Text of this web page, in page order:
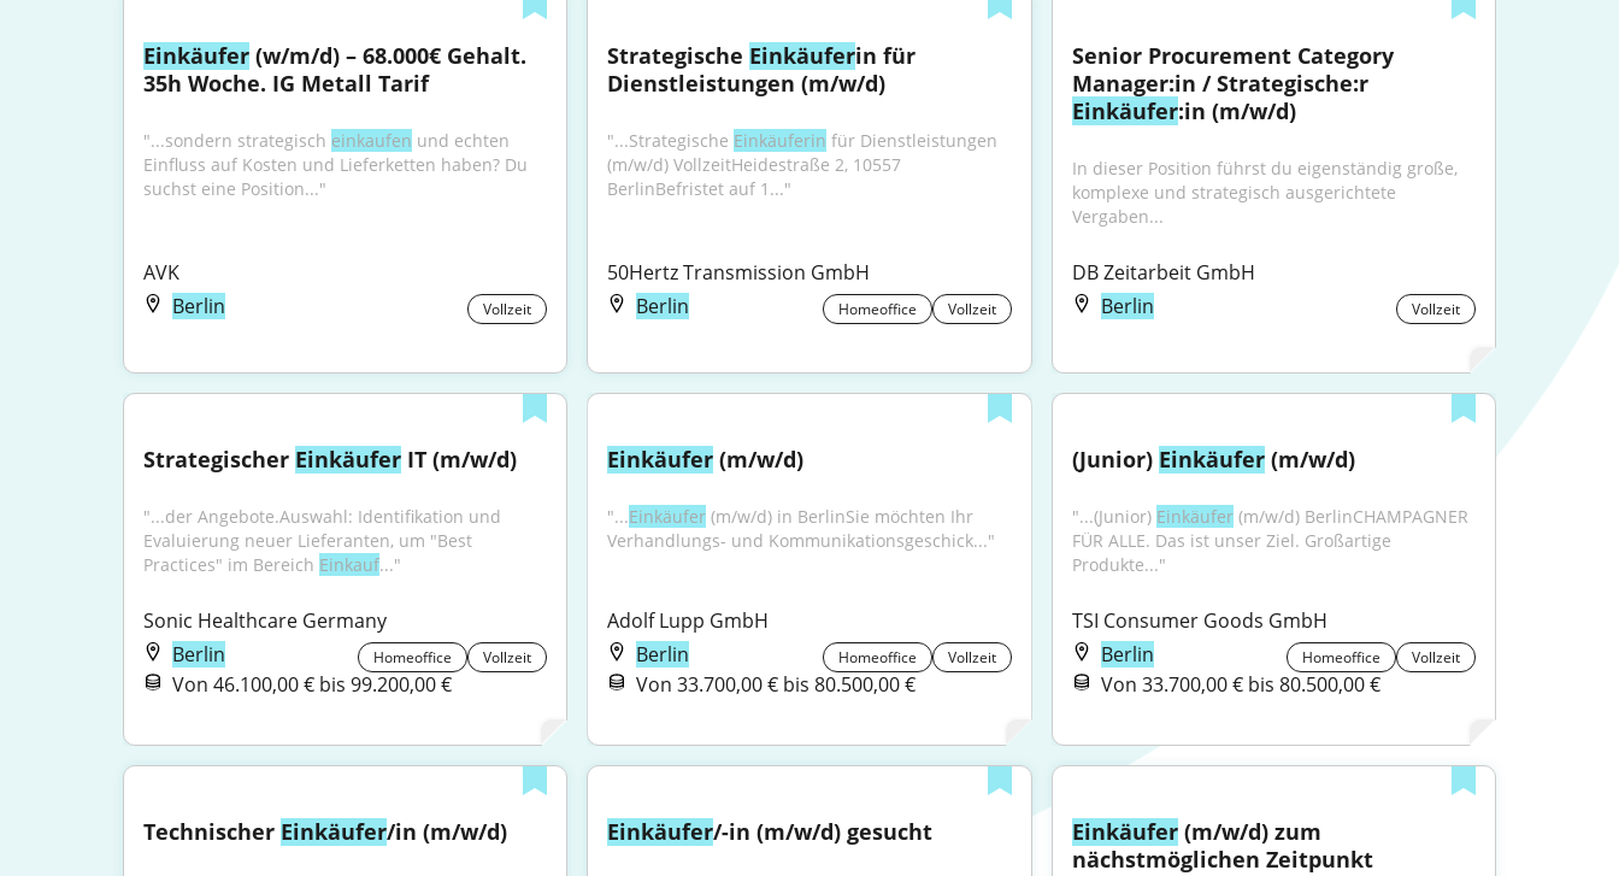
Einkäufer (w/m/d) – 68.000€ Gehalt.
35h Woche. IG Metall Tarif
"...sondern strategisch einkaufen und echten
Einfluss auf Kosten und Lieferketten haben? Du
suchst eine Position..."
AVK
Berlin
Vollzeit
Strategische Einkäuferin für
Dienstleistungen (m/w/d)
"...Strategische Einkäuferin für Dienstleistungen
(m/w/d) VollzeitHeidestraße 2, 10557
BerlinBefristet auf 1..."
50Hertz Transmission GmbH
Berlin
Homeoffice Vollzeit
Senior Procurement Category
Manager:in / Strategische:r
Einkäufer:in (m/w/d)
In dieser Position führst du eigenständig große,
komplexe und strategisch ausgerichtete
Vergaben...
DB Zeitarbeit GmbH
Berlin
Vollzeit
Strategischer Einkäufer IT (m/w/d)
"...der Angebote.Auswahl: Identifikation und
Evaluierung neuer Lieferanten, um "Best
Practices" im Bereich Einkauf..."
Sonic Healthcare Germany
Berlin
Homeoffice Vollzeit
Von 46.100,00 € bis 99.200,00 €
Einkäufer (m/w/d)
"...Einkäufer (m/w/d) in BerlinSie möchten Ihr
Verhandlungs- und Kommunikationsgeschick..."
Adolf Lupp GmbH
Berlin
Homeoffice Vollzeit
Von 33.700,00 € bis 80.500,00 €
(Junior) Einkäufer (m/w/d)
"...(Junior) Einkäufer (m/w/d) BerlinCHAMPAGNER
FÜR ALLE. Das ist unser Ziel. Großartige
Produkte..."
TSI Consumer Goods GmbH
Berlin
Homeoffice Vollzeit
Von 33.700,00 € bis 80.500,00 €
Technischer Einkäufer/in (m/w/d) Einkäufer/-in (m/w/d) gesucht Einkäufer (m/w/d) zum
nächstmöglichen Zeitpunkt